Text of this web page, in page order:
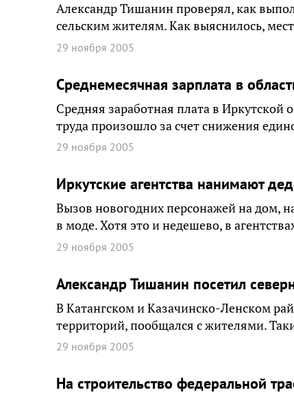
Александр Тишанин проверял, как
сельским жителям. Как выяснилось,
29 ноября 2005
Среднемесячная зарплата в
Средняя заработная плата в Иркутской
труда произошло за счет снижения
29 ноября 2005
Иркутские агентства нанимают
Вызов новогодних персонажей на дом,
в моде. Хотя это и недешево, в
29 ноября 2005
Александр Тишанин посетил
В Катангском и Казачинско-Ленском
территорий, пообщался с жителями.
29 ноября 2005
На строительство федеральной